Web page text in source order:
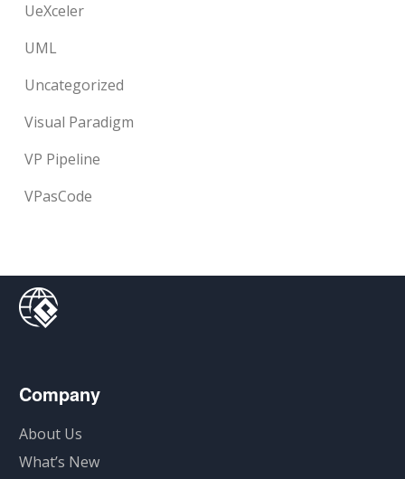
UeXceler
UML
Uncategorized
Visual Paradigm
VP Pipeline
VPasCode
Company
About Us
What’s New